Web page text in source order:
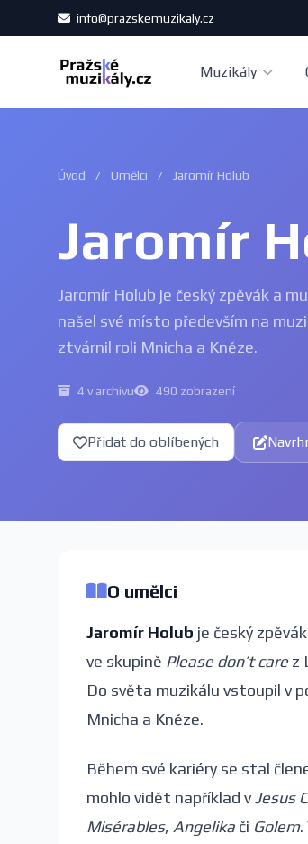
info@prazskemuzikaly.cz
Muzikály
Úvod / Umělci / Jaromír Holub
Jaromír
Jaromír Holub je český zpěvák a
našel své místo především na
ztvárnil roli Mnicha a Kněze.
4 v archivu 490 zobrazení
Přidat do oblíbených
O umělci
Jaromír Holub je český
ve skupině Please don’t carez
Do světa muzikálu vstoupil v
Mnicha a Kněze.
Během své kariéry se stal
mohlo vidět například v Jesus
Misérables, Angelika či Golem.